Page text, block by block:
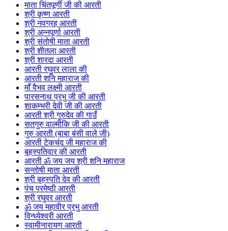
माता चिंतपूर्णी जी की आरती
श्री कृष्ण आरती
श्री नवग्रह आरती
श्री अन्नपूर्णा आरती
श्री संतोषी माता आरती
श्री शीतला आरती
श्री शारदा आरती
आरती रघुवर लाला की
आरती शनि महाराज की
माँ वैभव लक्ष्मी आरती
पारसनाथ प्रभु जी की आरती
शाकम्भरी देवी जी की आरती
आरती श्री गुरुदेव की गाउँ
सतगुरु वाल्मीकि जी की आरती
गुरु आरती (बाबा बंसी वाले जी)
आरती टेकचंद जी महाराज की
बृहस्पतिवार की आरती
आरती ॐ जय जय श्री शनि महाराज
सन्तोषी माता आरती
श्री बृहस्पति देव की आरती
पंच परमेष्ठी आरती
श्री रघुवर आरती
ॐ जय महावीर प्रभु आरती
विन्ध्येश्वरी आरती
स्वामीनारायण आरती